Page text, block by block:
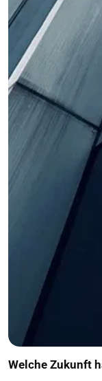
Welche Zukunft